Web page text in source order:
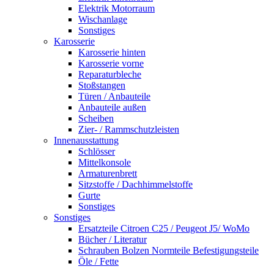
Elektrik Motorraum
Wischanlage
Sonstiges
Karosserie
Karosserie hinten
Karosserie vorne
Reparaturbleche
Stoßstangen
Türen / Anbauteile
Anbauteile außen
Scheiben
Zier- / Rammschutzleisten
Innenausstattung
Schlösser
Mittelkonsole
Armaturenbrett
Sitzstoffe / Dachhimmelstoffe
Gurte
Sonstiges
Sonstiges
Ersatzteile Citroen C25 / Peugeot J5/ WoMo
Bücher / Literatur
Schrauben Bolzen Normteile Befestigungsteile
Öle / Fette